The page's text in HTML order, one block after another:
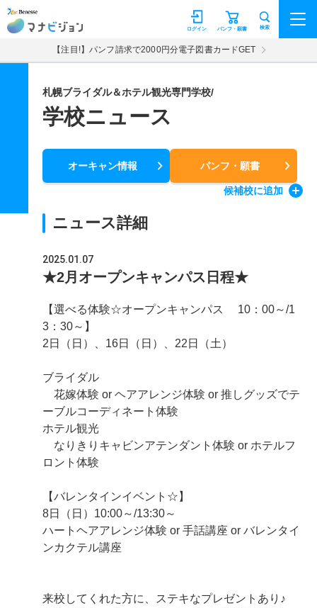
マナビジョン パンフ・願書
ログイン 検索
【注目!】パンフ請求で2000円分電子図書カードGET
札幌ブライダル＆ホテル観光専門学校/
学校ニュース
オーキャン情報 パンフ・願書
候補校に追加
ニュース詳細
2025.01.07
★2月オープンキャンパス日程★
【選べる体験☆オープンキャンパス 10：00～/1
3：30～】
2日（日）、16日（日）、22日（土）
ブライダル
花嫁体験 or ヘアアレンジ体験 or 推しグッズでテ
ーブルコーディネート体験
ホテル観光
なりきりキャビンアテンダント体験 or ホテルフ
ロント体験
【バレンタインイベント☆】
8日（日）10:00～/13:30～
ハートヘアアレンジ体験 or 手話講座 or バレンタイ
ンカクテル講座
来校してくれた方に、ステキなプレゼントあり♪